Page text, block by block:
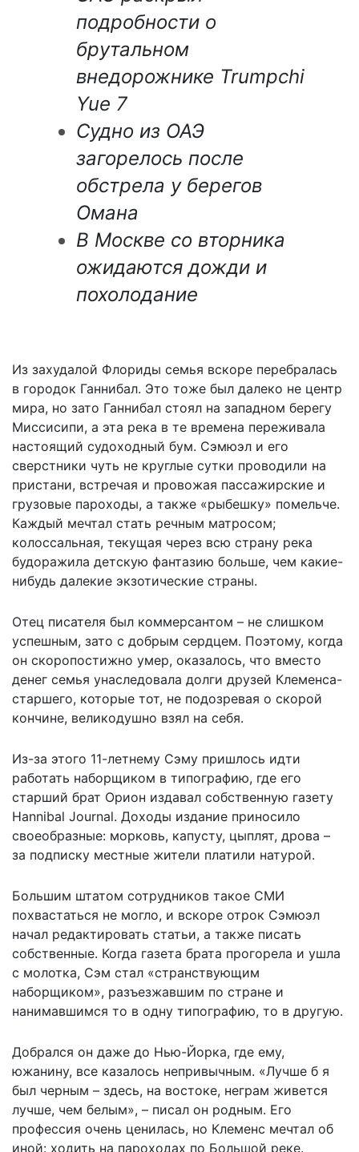
подробности о
брутальном
внедорожнике Trumpchi
Yue 7
Судно из ОАЭ
загорелось после
обстрела у берегов
Омана
В Москве со вторника
ожидаются дожди и
похолодание
Из захудалой Флориды семья вскоре перебралась
в городок Ганнибал. Это тоже был далеко не центр
мира, но зато Ганнибал стоял на западном берегу
Миссисипи, а эта река в те времена переживала
настоящий судоходный бум. Сэмюэл и его
сверстники чуть не круглые сутки проводили на
пристани, встречая и провожая пассажирские и
грузовые пароходы, а также «рыбешку» помельче.
Каждый мечтал стать речным матросом;
колоссальная, текущая через всю страну река
будоражила детскую фантазию больше, чем какие-
нибудь далекие экзотические страны.
Отец писателя был коммерсантом – не слишком
успешным, зато с добрым сердцем. Поэтому, когда
он скоропостижно умер, оказалось, что вместо
денег семья унаследовала долги друзей Клеменса-
старшего, которые тот, не подозревая о скорой
кончине, великодушно взял на себя.
Из-за этого 11-летнему Сэму пришлось идти
работать наборщиком в типографию, где его
старший брат Орион издавал собственную газету
Hannibal Journal. Доходы издание приносило
своеобразные: морковь, капусту, цыплят, дрова –
за подписку местные жители платили натурой.
Большим штатом сотрудников такое СМИ
похвастаться не могло, и вскоре отрок Сэмюэл
начал редактировать статьи, а также писать
собственные. Когда газета брата прогорела и ушла
с молотка, Сэм стал «странствующим
наборщиком», разъезжавшим по стране и
нанимавшимся то в одну типографию, то в другую.
Добрался он даже до Нью-Йорка, где ему,
южанину, все казалось непривычным. «Лучше б я
был черным – здесь, на востоке, неграм живется
лучше, чем белым», – писал он родным. Его
профессия очень ценилась, но Клеменс мечтал об
иной: ходить на пароходах по Большой реке.